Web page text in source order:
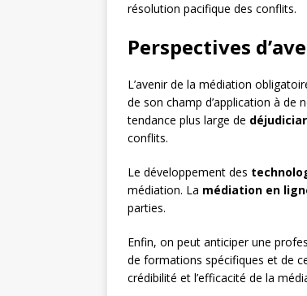
résolution pacifique des conflits.
Perspectives
L’avenir de la médiation
de son champ d’application à de
tendance plus large de
conflits.
Le développement des
médiation. La médiation en
parties.
Enfin, on peut anticiper une
de formations spécifiques et de
crédibilité et l’efficacité de la